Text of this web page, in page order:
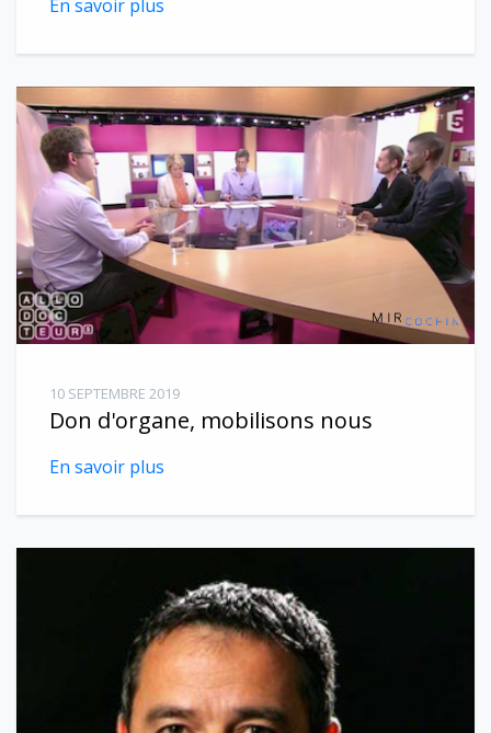
En savoir plus
10 SEPTEMBRE 2019
Don d'organe, mobilisons nous
En savoir plus